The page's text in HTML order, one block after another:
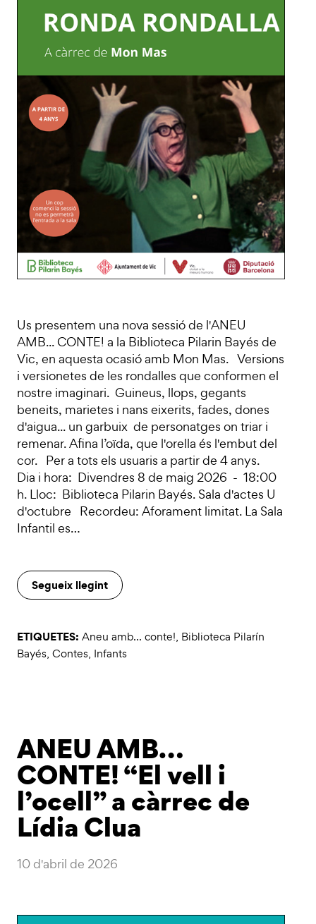
Us presentem una nova sessió de l'ANEU
AMB... CONTE! a la Biblioteca Pilarin Bayés de
Vic, en aquesta ocasió amb Mon Mas. Versions
i versionetes de les rondalles que conformen el
nostre imaginari. Guineus, llops, gegants
beneits, marietes i nans eixerits, fades, dones
d'aigua... un garbuix de personatges on triar i
remenar. Afina l’oïda, que l'orella és l'embut del
cor. Per a tots els usuaris a partir de 4 anys.
Dia i hora: Divendres 8 de maig 2026 - 18:00
h. Lloc: Biblioteca Pilarin Bayés. Sala d'actes U
d'octubre Recordeu: Aforament limitat. La Sala
Infantil es…
Segueix llegint
ETIQUETES: Aneu amb... conte!, Biblioteca Pilarín
Bayés, Contes, Infants
ANEU AMB…
CONTE! “El vell i
l’ocell” a càrrec de
Lídia Clua
10 d'abril de 2026